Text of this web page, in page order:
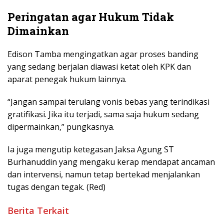
Peringatan agar Hukum Tidak
Dimainkan
Edison Tamba mengingatkan agar proses banding
yang sedang berjalan diawasi ketat oleh KPK dan
aparat penegak hukum lainnya.
“Jangan sampai terulang vonis bebas yang terindikasi
gratifikasi. Jika itu terjadi, sama saja hukum sedang
dipermainkan,” pungkasnya.
Ia juga mengutip ketegasan Jaksa Agung ST
Burhanuddin yang mengaku kerap mendapat ancaman
dan intervensi, namun tetap bertekad menjalankan
tugas dengan tegak. (Red)
Berita Terkait